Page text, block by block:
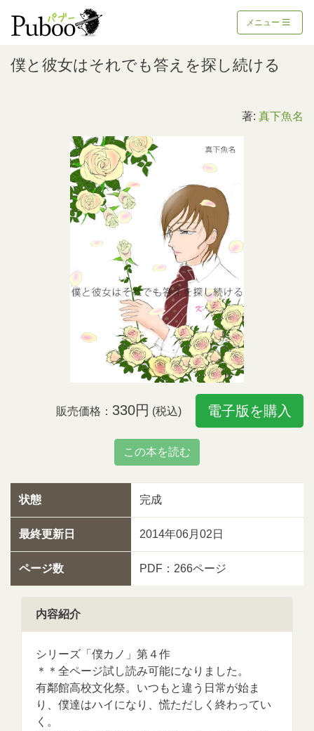
メニュー
僕と彼女はそれでも答えを探し続ける
著: 真下魚名
販売価格： 330円 (税込) 電子版を購入
この本を読む
状態 完成
最終更新日 2014年06月02日
ページ数 PDF：266ページ
内容紹介
シリーズ「僕カノ」第４作
＊＊全ページ試し読み可能になりました。
有鄰館高校文化祭。いつもと違う日常が始ま
り、僕達はハイになり、慌ただしく終わってい
く。